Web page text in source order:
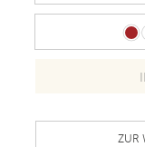
ZUR